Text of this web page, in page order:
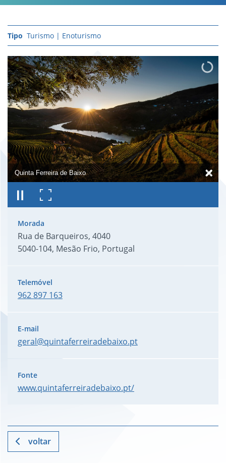
Turismo | Enoturismo
Quinta Ferreira de Baixo
Rua de Barqueiros, 4040
5040-104, Mesão Frio, Portugal
962 897 163
geral@quintaferreiradebaixo.pt
www.quintaferreiradebaixo.pt/
voltar